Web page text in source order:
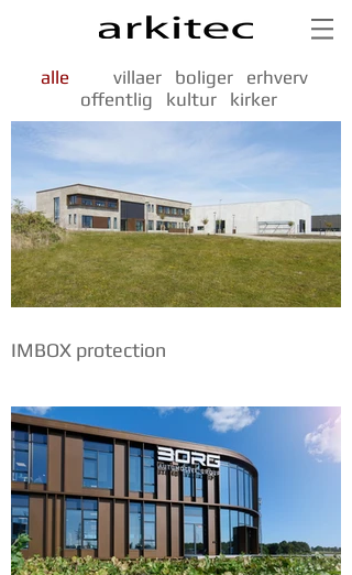
alle villaer boliger
erhverv
offentlig
kultur kirker
IMBOX protection